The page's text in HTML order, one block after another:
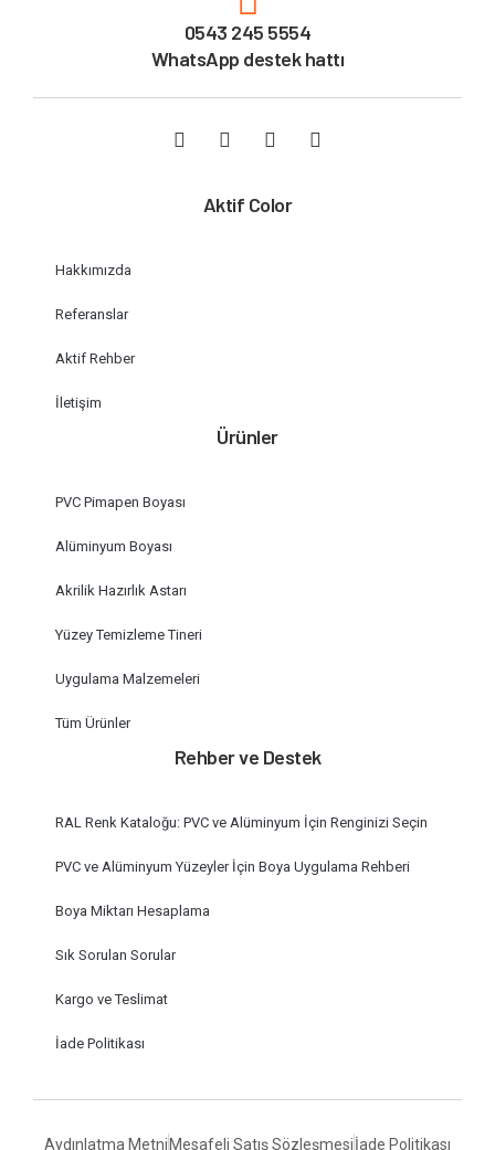
0543 245 5554
WhatsApp destek hattı
Aktif Color
Hakkımızda
Referanslar
Aktif Rehber
İletişim
Ürünler
PVC Pimapen Boyası
Alüminyum Boyası
Akrilik Hazırlık Astarı
Yüzey Temizleme Tineri
Uygulama Malzemeleri
Tüm Ürünler
Rehber ve Destek
RAL Renk Kataloğu: PVC ve Alüminyum İçin Renginizi Seçin
PVC ve Alüminyum Yüzeyler İçin Boya Uygulama Rehberi
Boya Miktarı Hesaplama
Sık Sorulan Sorular
Kargo ve Teslimat
İade Politikası
Aydınlatma Metni Mesafeli Satış Sözleşmesiİade Politikası